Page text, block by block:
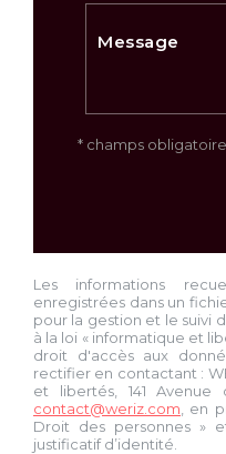
* champs
Les informations
enregistrées dans un
pour la gestion et le suivi
à la loi « informatique et
droit d'accès aux
rectifier en contactant :
et libertés, 141 Avenue
contact@weriz.com , en
Droit des personnes »
justificatif d’identité.